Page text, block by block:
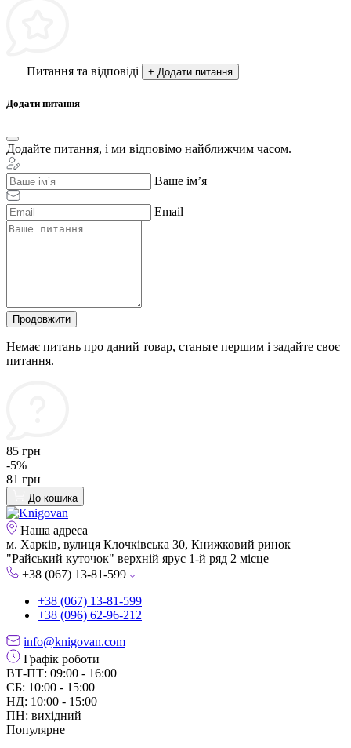
Питання та відповіді + Додати питання
Додати питання
Додайте питання, і ми відповімо найближчим часом.
Ваше ім’я
Email
Продовжити
Немає питань про даний товар, станьте першим і задайте своє
питання.
85 грн
-5%
81 грн
До кошика
Наша адреса
м. Харків, вулиця Клочківська 30, Книжковий ринок
"Райський куточок" верхній ярус 1-й ряд 2 місце
+38 (067) 13-81-599
+38 (067) 13-81-599
+38 (096) 62-96-212
info@knigovan.com
Графік роботи
ВТ-ПТ: 09:00 - 16:00
СБ: 10:00 - 15:00
НД: 10:00 - 15:00
ПН: вихідний
Популярне